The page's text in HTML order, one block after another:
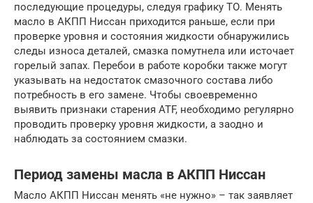
последующие процедуры, следуя графику ТО. Менять
масло в АКПП Ниссан приходится раньше, если при
проверке уровня и состояния жидкости обнаружились
следы износа деталей, смазка помутнела или источает
горелый запах. Перебои в работе коробки также могут
указывать на недостаток смазочного состава либо
потребность в его замене. Чтобы своевременно
выявить признаки старения ATF, необходимо регулярно
проводить проверку уровня жидкости, а заодно и
наблюдать за состоянием смазки.
Период замены масла в АКПП Ниссан
Масло АКПП Ниссан менять «не нужно» – так заявляет